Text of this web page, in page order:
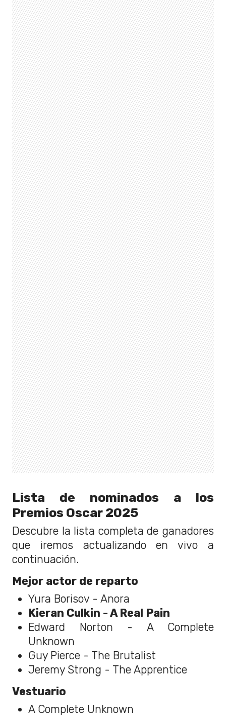
Lista de nominados a los
Premios Oscar 2025
Descubre la lista completa de ganadores
que iremos actualizando en vivo a
continuación.
Mejor actor de reparto
Yura Borisov - Anora
Kieran Culkin - A Real Pain
Edward Norton - A Complete
Unknown
Guy Pierce - The Brutalist
Jeremy Strong - The Apprentice
Vestuario
A Complete Unknown